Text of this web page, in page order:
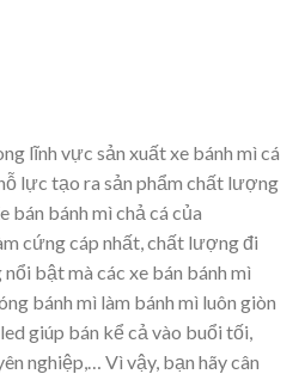
lĩnh vực sản xuất xe bánh mì cá
lực tạo ra sản phẩm chất lượng
bán bánh mì chả cá của
cứng cáp nhất, chất lượng đi
bật mà các xe bán bánh mì
bánh mì làm bánh mì luôn giòn
giúp bán kể cả vào buổi tối,
nghiệp,… Vì vậy, bạn hãy cân